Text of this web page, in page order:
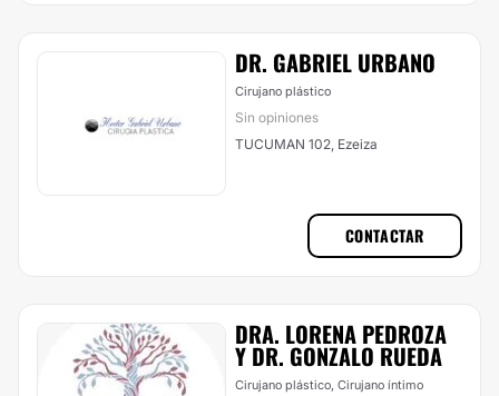
DR. GABRIEL URBANO
Cirujano plástico
Sin opiniones
TUCUMAN 102, Ezeiza
CONTACTAR
DRA. LORENA PEDROZA
Y DR. GONZALO RUEDA
Cirujano plástico, Cirujano íntimo